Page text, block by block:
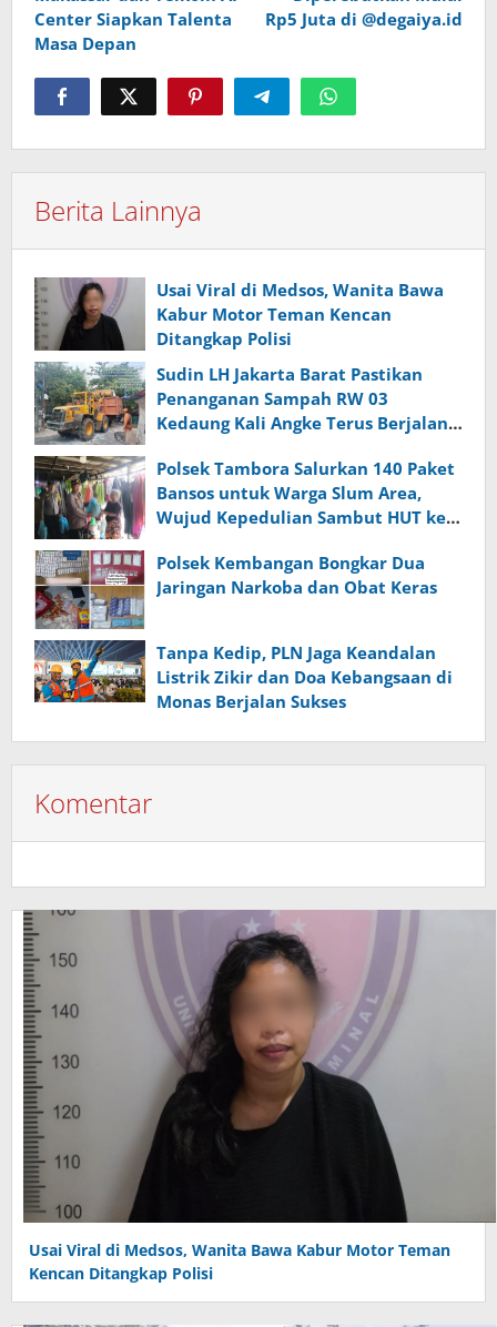
Center Siapkan Talenta
Masa Depan
Rp5 Juta di @degaiya.id
Berita Lainnya
Usai Viral di Medsos, Wanita Bawa
Kabur Motor Teman Kencan
Ditangkap Polisi
Sudin LH Jakarta Barat Pastikan
Penanganan Sampah RW 03
Kedaung Kali Angke Terus Berjalan,
Polsek Tambora Salurkan 140 Paket
Bansos untuk Warga Slum Area,
Wujud Kepedulian Sambut HUT ke-
Polsek Kembangan Bongkar Dua
Jaringan Narkoba dan Obat Keras
Tanpa Kedip, PLN Jaga Keandalan
Listrik Zikir dan Doa Kebangsaan di
Monas Berjalan Sukses
Komentar
Usai Viral di Medsos, Wanita Bawa Kabur Motor Teman
Kencan Ditangkap Polisi